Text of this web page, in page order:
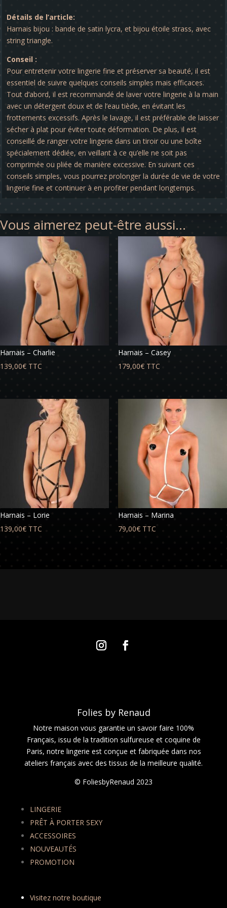
Détails de l’article:
Harnais bijou : bande de satin lycra, et bijou étoile strass, avec
string triangle.
Conseil :
Pour entretenir votre lingerie fine et préserver sa beauté, il est
essentiel de suivre quelques conseils simples mais efficaces.
Tout d’abord, il est recommandé de laver votre lingerie à la main
avec un détergent doux et de l’eau tiède, en évitant les
frottements excessifs. Après le lavage, il est préférable de laisser
sécher à plat pour éviter toute déformation. De plus, il est
conseillé de ranger votre lingerie dans un tiroir ou une boîte
spécialement dédiée, en veillant à ce qu’elle ne soit pas
comprimée ou pliée de manière excessive. En suivant ces
conseils simples, vous pourrez prolonger la durée de vie de votre
lingerie fine et continuer à en profiter pendant longtemps.
Vous aimerez peut-être aussi…
Harnais – Charlie
139,00€ TTC
Harnais – Casey
179,00€ TTC
Harnais – Lorie
139,00€ TTC
Harnais – Marina
79,00€ TTC
Folies by Renaud
Notre maison vous garantie un savoir faire 100%
Français, issu de la tradition sulfureuse et coquine de
Paris, notre lingerie est conçue et fabriquée dans nos
ateliers français avec des tissus de la meilleure qualité.
© FoliesbyRenaud 2023
LINGERIE
PRÊT À PORTER SEXY
ACCESSOIRES
NOUVEAUTÉS
PROMOTION
Visitez notre boutique